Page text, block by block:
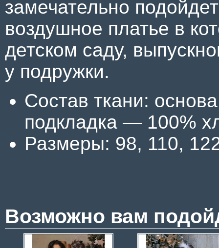
замечательно
воздушное платье в
детском саду,
у подружки.
Состав ткани:
подкладка — 100%
Размеры: 98, 110,
Возможно вам